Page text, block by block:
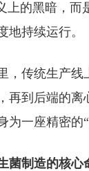
上的黑暗，
地持续运行。
，传统生产
再到后端的离
为一座精密
菌制造的核心